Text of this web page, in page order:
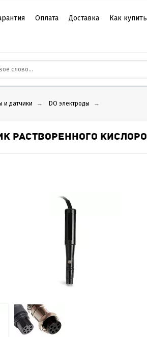
Оплата Доставка Как купить
и датчики → DO электроды →
РАСТВОРЕННОГО